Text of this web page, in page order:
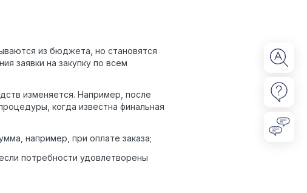
из бюджета, но становятся
заявки на закупку по всем
изменяется. Например, после
когда известна финальная
например, при оплате заказа;
потребности удовлетворены